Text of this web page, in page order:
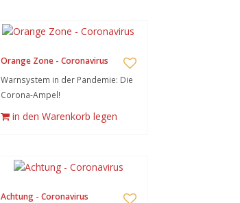
Orange Zone - Coronavirus
Warnsystem in der Pandemie: Die
Corona-Ampel!
in den Warenkorb legen
Achtung - Coronavirus